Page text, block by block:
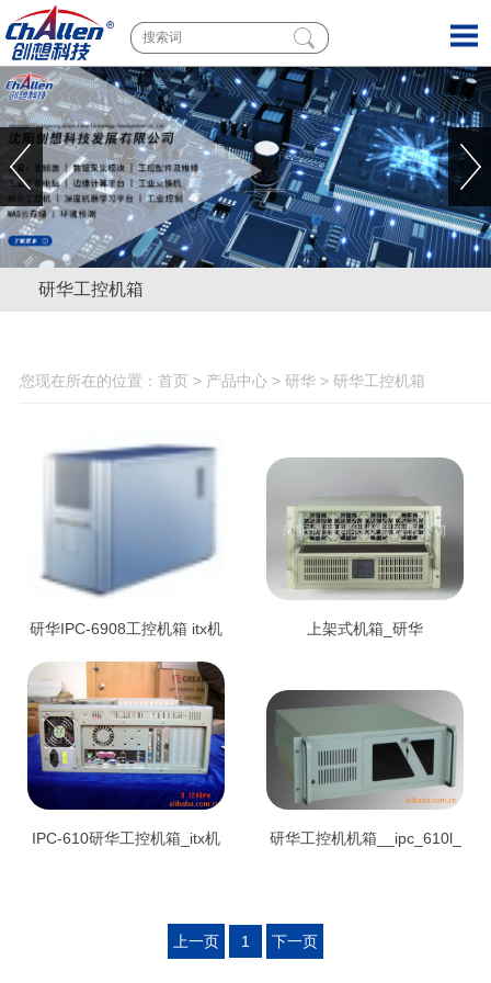
研华工控机箱
您现在所在的位置： 首页 > 产品中心> 研华> 研华工控机箱
研华IPC-6908工控机箱 itx机
箱 全铝机箱 工业机箱 壁挂
式工控机
上架式机箱_研华
IPC_622__6U高19英寸上架
式机箱_支持4系统
IPC-610研华工控机箱_itx机 研华工控机机箱__ipc_610l_
上一页 1 下一页